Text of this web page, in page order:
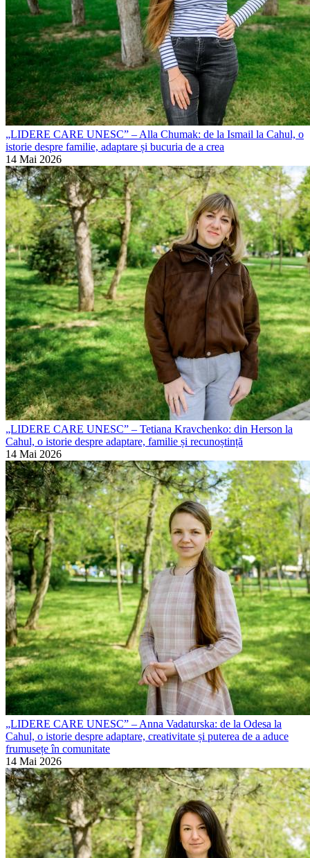
„LIDERE CARE UNESC” – Alla Chumak: de la Ismail la Cahul, o
istorie despre familie, adaptare și bucuria de a crea
14 Mai 2026
„LIDERE CARE UNESC” – Tetiana Kravchenko: din Herson la
Cahul, o istorie despre adaptare, familie și recunoștință
14 Mai 2026
„LIDERE CARE UNESC” – Anna Vadaturska: de la Odesa la
Cahul, o istorie despre adaptare, creativitate și puterea de a aduce
frumusețe în comunitate
14 Mai 2026